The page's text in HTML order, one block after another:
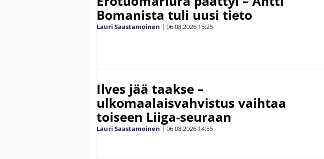
Bomanista tuli uusi tieto
Lauri Saastamoinen | 06.08.2026 15:25
Ilves jää taakse –
ulkomaalaisvahvistus vaihtaa
toiseen Liiga-seuraan
Lauri Saastamoinen | 06.08.2026 14:55